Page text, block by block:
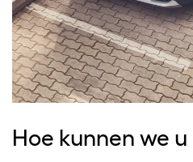
Hoe kunnen we